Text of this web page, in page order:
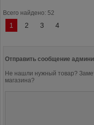
Всего найдено: 52
1 2 3 4
Отправить сообщение
Не нашли нужный товар?
магазина?